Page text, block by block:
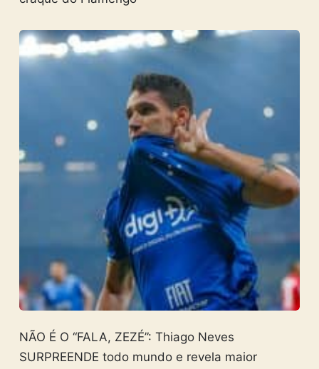
NÃO É O “FALA, ZEZÉ”: Thiago Neves
SURPREENDE todo mundo e revela maior